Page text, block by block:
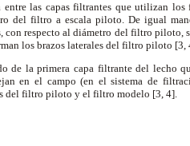
entre las capas filtrantes que utilizan
del filtro a escala piloto. De igual
respecto al diámetro del filtro piloto,
los brazos laterales del filtro piloto [3,
de la primera capa filtrante del lecho
en el campo (en el sistema de
del filtro piloto y el filtro modelo [3, 4].